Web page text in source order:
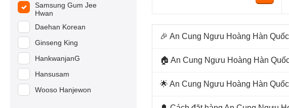
🎉 An Cung Ngưu Hoàng Hàn
🏠 An Cung Ngưu Hoàng Hàn
🌟 An Cung Ngưu Hoàng Hàn
Samsung Gum Jee
Hwan
Daehan Korean
Ginseng King
HankwanjanG
Hansusam
Wooso Hanjewon